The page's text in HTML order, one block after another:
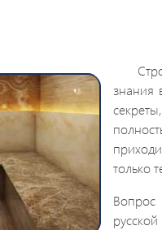
знания
только
Вопрос